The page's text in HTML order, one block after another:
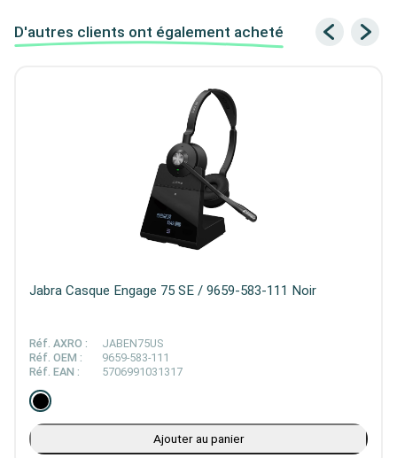
D'autres clients ont également acheté
Jabra Casque Engage 75 SE / 9659-583-111 Noir
Réf. AXRO :
JABEN75US
Réf. OEM :
9659-583-111
Réf. EAN :
5706991031317
Ajouter au panier